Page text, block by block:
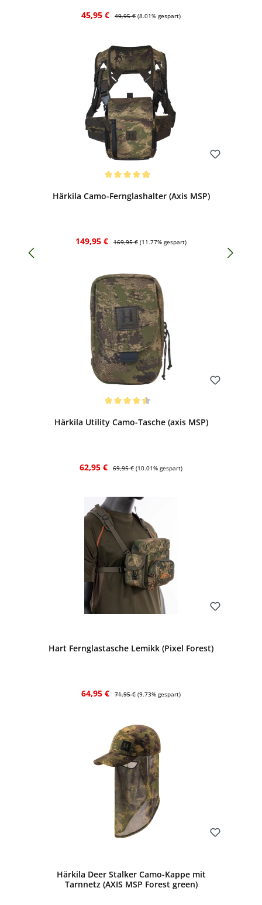
Verkaufspreis:
45,95 € 49,95 € (8.01% gespart)
Härkila Camo-Fernglashalter (Axis MSP)
Verkaufspreis:
149,95 € Regulärer Preis:
169,95 € (11.77% gespart)
Härkila Utility Camo-Tasche (axis MSP)
Verkaufspreis:
62,95 € Regulärer Preis:
69,95 € (10.01% gespart)
Hart Fernglastasche Lemikk (Pixel Forest)
Verkaufspreis:
64,95 € Regulärer Preis:
71,95 € (9.73% gespart)
Härkila Deer Stalker Camo-Kappe mit
Tarnnetz (AXIS MSP Forest green)